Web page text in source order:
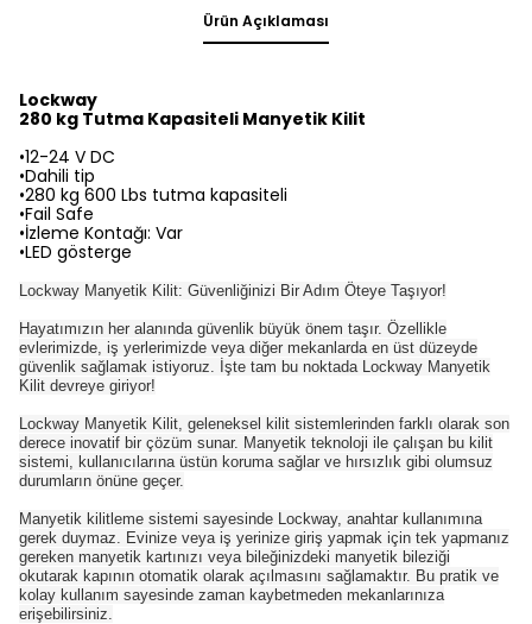
Ürün Açıklaması
Lockway
280 kg Tutma Kapasiteli Manyetik Kilit
•12-24 V DC
•Dahili tip
•280 kg 600 Lbs tutma kapasiteli
•Fail Safe
•İzleme Kontağı: Var
•LED gösterge
Lockway Manyetik Kilit: Güvenliğinizi Bir Adım Öteye Taşıyor!
Hayatımızın her alanında güvenlik büyük önem taşır. Özellikle
evlerimizde, iş yerlerimizde veya diğer mekanlarda en üst düzeyde
güvenlik sağlamak istiyoruz. İşte tam bu noktada Lockway Manyetik
Kilit devreye giriyor!
Lockway Manyetik Kilit, geleneksel kilit sistemlerinden farklı olarak son
derece inovatif bir çözüm sunar. Manyetik teknoloji ile çalışan bu kilit
sistemi, kullanıcılarına üstün koruma sağlar ve hırsızlık gibi olumsuz
durumların önüne geçer.
Manyetik kilitleme sistemi sayesinde Lockway, anahtar kullanımına
gerek duymaz. Evinize veya iş yerinize giriş yapmak için tek yapmanız
gereken manyetik kartınızı veya bileğinizdeki manyetik bileziği
okutarak kapının otomatik olarak açılmasını sağlamaktır. Bu pratik ve
kolay kullanım sayesinde zaman kaybetmeden mekanlarınıza
erişebilirsiniz.